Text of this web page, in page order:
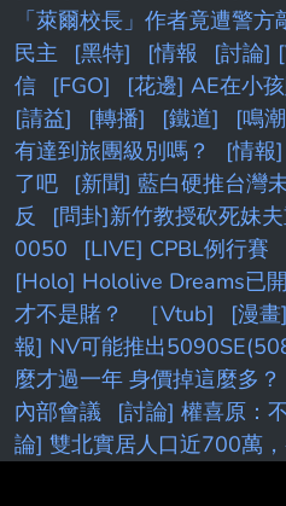
「萊爾校長」作者竟遭警
民主
[黑特] [情報 [討論]
信
[FGO]
[花邊] AE在小
[請益]
[轉播] [鐵道] [鳴
有達到旅團級別嗎？
[情報]
了吧
[新聞] 藍白硬推台灣
反
[問卦]新竹教授砍死妹
0050
[LIVE] CPBL例行賽
[Holo] Hololive Dreams已
才不是賭？
［Vtub] [漫畫]
報] NV可能推出
麼才過一年 身價掉這麼多？
內部會議
[討論] 權喜原：
論] 雙北實居人口近700萬